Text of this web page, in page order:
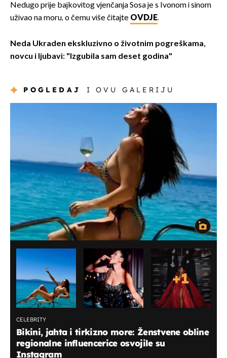
Nedugo prije bajkovitog vjenčanja Sosa je s Ivonom i sinom
uživao na moru, o čemu više čitajte OVDJE.
Neda Ukraden ekskluzivno o životnim pogreškama,
novcu i ljubavi: "Izgubila sam deset godina"
POGLEDAJ I OVU GALERIJU
+1
CELEBRITY
Bikini, jahta i tirkizno more: Ženstvene obline
regionalne influencerice osvojile su
Instagram